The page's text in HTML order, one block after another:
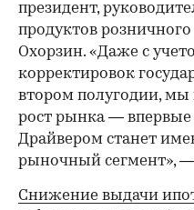
президент,
продуктов
Охорзин. «Даже с
корректировок
втором полугодии, мы
рост рынка — впервые
Драйвером станет
рыночный сегмент»,
Снижение выдачи